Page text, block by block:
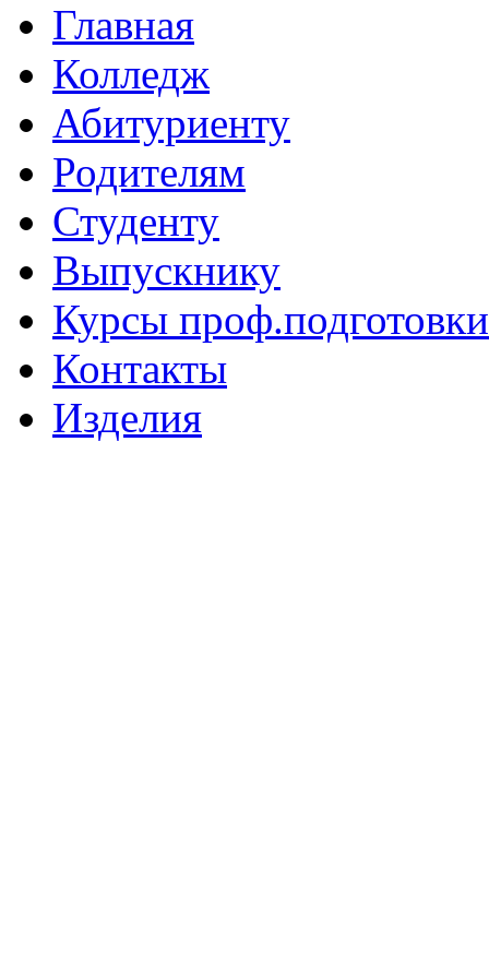
Главная
Колледж
Абитуриенту
Родителям
Студенту
Выпускнику
Курсы проф.подготовки
Контакты
Изделия